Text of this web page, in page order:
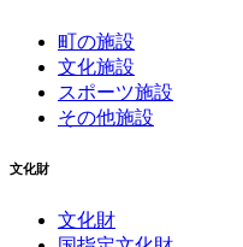
町の施設
文化施設
スポーツ施設
その他施設
文化財
文化財